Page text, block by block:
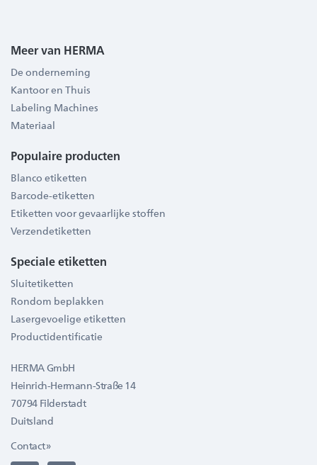
Meer van HERMA
De onderneming
Kantoor en Thuis
Labeling Machines
Materiaal
Populaire producten
Blanco etiketten
Barcode-etiketten
Etiketten voor gevaarlijke stoffen
Verzendetiketten
Speciale etiketten
Sluitetiketten
Rondom beplakken
Lasergevoelige etiketten
Productidentificatie
HERMA GmbH
Heinrich-Hermann-Straße 14
70794 Filderstadt
Duitsland
Contact »